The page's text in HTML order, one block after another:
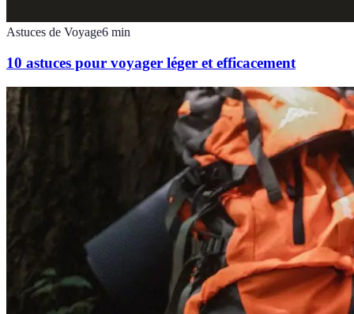
Astuces de Voyage6 min
10 astuces pour voyager léger et efficacement